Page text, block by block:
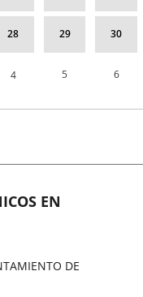
28 29 30
4 5 6
EN
DE